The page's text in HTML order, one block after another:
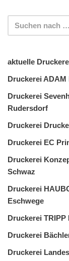
aktuelle
Druckerei ADAM
Druckerei
Rudersdorf
Druckerei
Druckerei EC
Druckerei
Schwaz
Druckerei
Eschwege
Druckerei
Druckerei
Druckerei